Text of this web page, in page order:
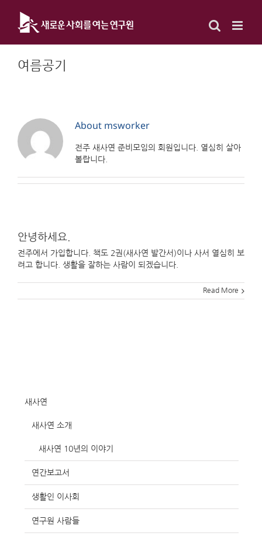
content
여름공기
About msworker
전주 새사연 준비모임의 회원입니다. 열심히 살아
볼랍니다.
안녕하세요.
전주에서 가입합니다. 책도 2권(새사연 발간서)이나 사서 열심히 보
려고 합니다. 생활을 잘하는 사람이 되겠습니다.
Read More
새사연
새사연 소개
새사연 10년의 이야기
연간보고서
생활인 이사회
연구원 사람들